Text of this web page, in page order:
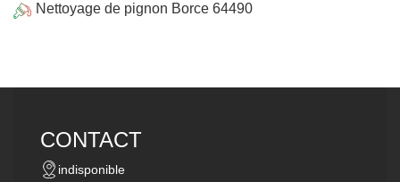
Nettoyage de pignon Borce 64490
CONTACT
indisponible